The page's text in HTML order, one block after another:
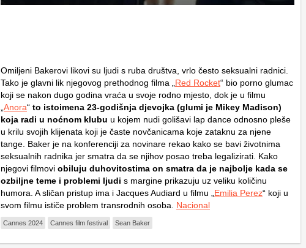
Omiljeni Bakerovi likovi su ljudi s ruba društva, vrlo često seksualni radnici.
Tako je glavni lik njegovog prethodnog filma „ Red Rocket“ bio porno glumac
koji se nakon dugo godina vraća u svoje rodno mjesto, dok je u filmu
Anora“ to istoimena 23-godišnja djevojka (glumi je Mikey Madison)
koja radi u noćnom klubu u kojem nudi golišavi lap dance odnosno pleše
u krilu svojih klijenata koji je časte novčanicama koje zataknu za njene
tange. Baker je na konferenciji za novinare rekao kako se bavi životnima
seksualnih radnika jer smatra da se njihov posao treba legalizirati. Kako
njegovi filmovi obiluju duhovitostima on smatra da je najbolje kada se
ozbiljne teme i problemi ljudi s margine prikazuju uz veliku količinu
humora. A sličan pristup ima i Jacques Audiard u filmu „ Emilia Perez“ koji u
svom filmu ističe problem transrodnih osoba. Nacional
Cannes 2024 Cannes film festival Sean Baker